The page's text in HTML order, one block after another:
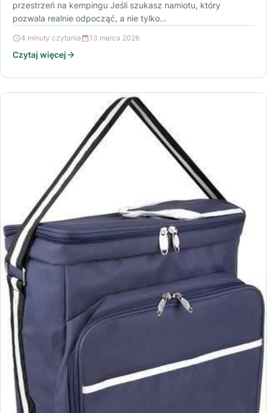
przestrzeń na kempingu Jeśli szukasz namiotu, który
pozwala realnie odpocząć, a nie tylko…
4 minuty czytania 13 marca 2026
Czytaj więcej